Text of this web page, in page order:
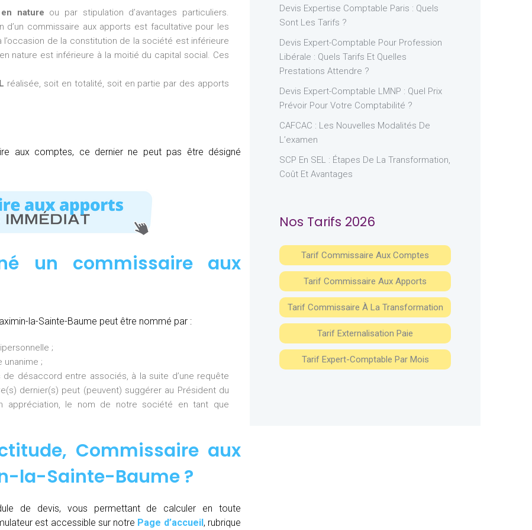
nature ou par stipulation d’avantages particuliers.
d’un commissaire aux apports est facultative pour les
l’occasion de la constitution de la société est inférieure
nature est inférieure à la moitié du capital social. Ces
réalisée, soit en totalité, soit en partie par des apports
aux comptes, ce dernier ne peut pas être désigné
un commissaire aux
la-Sainte-Baume peut être nommé par :
;
unanime ;
désaccord entre associés, à la suite d’une requête
dernier(s) peut (peuvent) suggérer au Président du
appréciation, le nom de notre société en tant que
Commissaire aux
la-Sainte-Baume?
de devis, vous permettant de calculer en toute
est accessible sur notre Page d’accueil, rubrique
Devis Expertise Comptable Paris : Quels
Sont Les Tarifs ?
Devis Expert-Comptable Pour Profession
Libérale : Quels Tarifs Et Quelles
Prestations Attendre ?
Devis Expert-Comptable LMNP : Quel Prix
Prévoir Pour Votre Comptabilité ?
CAFCAC : Les Nouvelles Modalités De
L’examen
SCP En SEL : Étapes De La Transformation,
Coût Et Avantages
Nos Tarifs 2026
Tarif Commissaire Aux Comptes
Tarif Commissaire Aux Apports
Tarif Commissaire À La Transformation
Tarif Externalisation Paie
Tarif Expert-Comptable Par Mois